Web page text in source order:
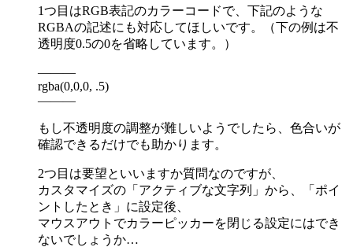
1つ目はRGB表記のカラーコードで、下記のような
RGBAの記述にも対応してほしいです。（下の例は不
透明度0.5の0を省略しています。）
———
rgba(0,0,0, .5)
———
もし不透明度の調整が難しいようでしたら、色合いが
確認できるだけでも助かります。
2つ目は要望といいますか質問なのですが、
カスタマイズの「アクティブな文字列」から、「ポイ
ントしたとき」に設定後、
マウスアウトでカラーピッカーを閉じる設定にはでき
ないでしょうか…